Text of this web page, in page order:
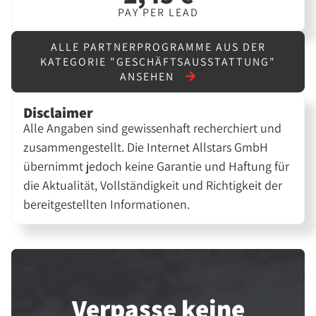
PAY PER LEAD
ALLE PARTNERPROGRAMME AUS DER
KATEGORIE "GESCHÄFTSAUSSTATTUNG"
ANSEHEN
Disclaimer
Alle Angaben sind gewissenhaft recherchiert und
zusammengestellt. Die Internet Allstars GmbH
übernimmt jedoch keine Garantie und Haftung für
die Aktualität, Vollständigkeit und Richtigkeit der
bereitgestellten Informationen.
Verpasse keine